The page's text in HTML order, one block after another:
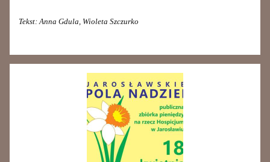
Tekst: Anna Gdula, Wioleta Szczurko